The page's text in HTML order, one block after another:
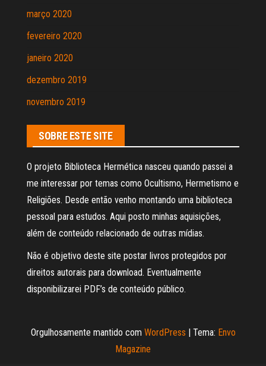
março 2020
fevereiro 2020
janeiro 2020
dezembro 2019
novembro 2019
SOBRE ESTE SITE
O projeto Biblioteca Hermética nasceu quando passei a
me interessar por temas como Ocultismo, Hermetismo e
Religiões. Desde então venho montando uma biblioteca
pessoal para estudos. Aqui posto minhas aquisições,
além de conteúdo relacionado de outras mídias.
Não é objetivo deste site postar livros protegidos por
direitos autorais para download. Eventualmente
disponibilizarei PDF’s de conteúdo público.
Orgulhosamente mantido com WordPress | Tema: Envo
Magazine